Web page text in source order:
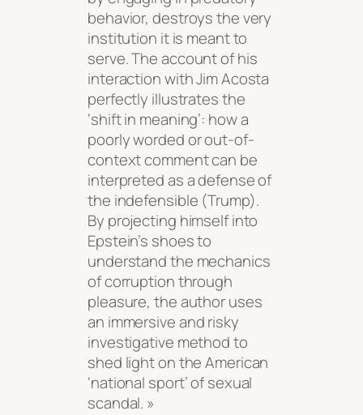
behavior, destroys the very
institution it is meant to
serve. The account of his
interaction with Jim Acosta
perfectly illustrates the
‘shift in meaning’: how a
poorly worded or out-of-
context comment can be
interpreted as a defense of
the indefensible (Trump).
By projecting himself into
Epstein’s shoes to
understand the mechanics
of corruption through
pleasure, the author uses
an immersive and risky
investigative method to
shed light on the American
‘national sport’ of sexual
scandal. »